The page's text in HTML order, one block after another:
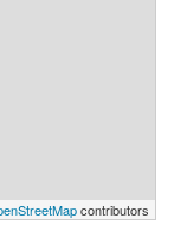
contributors